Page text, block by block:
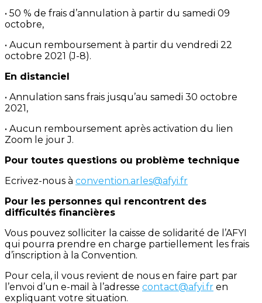
• 50 % de frais d’annulation à partir du samedi 09
octobre,
• Aucun remboursement à partir du vendredi 22
octobre 2021 (J-8).
En distanciel
• Annulation sans frais jusqu’au samedi 30 octobre
2021,
• Aucun remboursement après activation du lien
Zoom le jour J.
Pour toutes questions ou problème technique
Ecrivez-nous à convention.arles@afyi.fr
Pour les personnes qui rencontrent des
difficultés financières
Vous pouvez solliciter la caisse de solidarité de l’AFYI
qui pourra prendre en charge partiellement les frais
d’inscription à la Convention.
Pour cela, il vous revient de nous en faire part par
l’envoi d’un e-mail à l’adresse contact@afyi.fr en
expliquant votre situation.